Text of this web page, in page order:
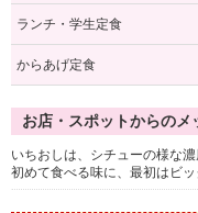
ランチ・学生定食
からあげ定食
お店・スポットからのメ
いちおしは、シチューの様な
初めて食べる味に、最初はビ